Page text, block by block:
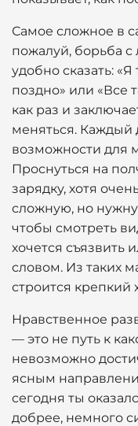
Самое сложное в
пожалуй, борьба
удобно сказать: «Я
поздно» или «Все
как раз и
меняться. Каждый
возможности для
Проснуться на
зарядку, хотя
сложную, но
чтобы смотреть
хочется съязвить
словом. Из таких
строится крепкий
Нравственное
— это не путь к
невозможно
ясным
сегодня ты
добрее, немного